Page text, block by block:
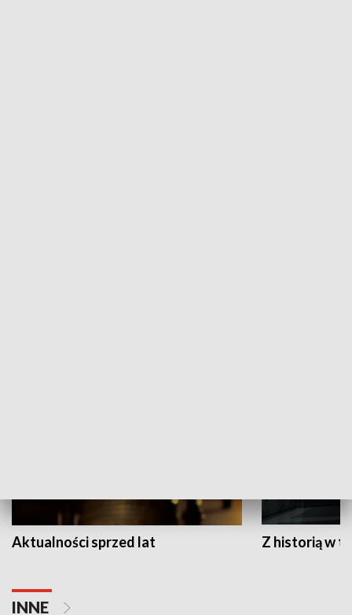
Aktualności sprzed lat Z historią w
INNE